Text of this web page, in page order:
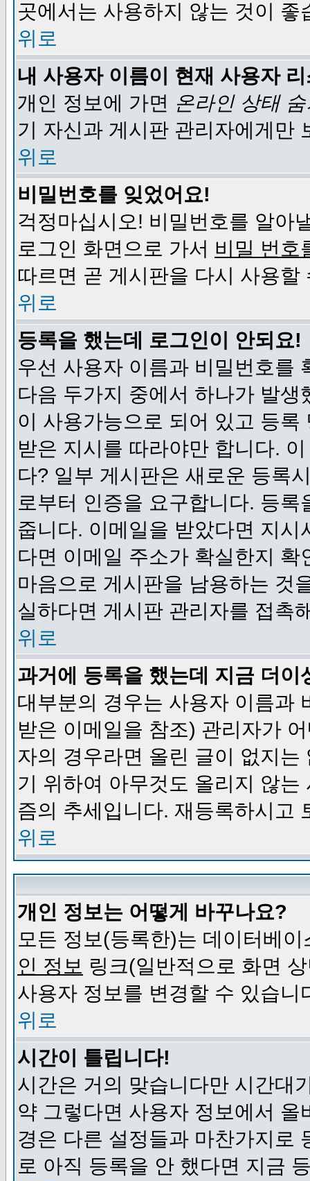
곳에서는 사용하지 않는 것이 좋
위로
내 사용자 이름이 현재 사용자
개인 정보에 가면 온라인 상태
기 자신과 게시판 관리자에게만
위로
비밀번호를 잊었어요!
걱정마십시오! 비밀번호를 알아
로그인 화면으로 가서 비밀 번호
따르면 곧 게시판을 다시 사용할
위로
등록을 했는데 로그인이 안되요!
우선 사용자 이름과 비밀번호를
다음 두가지 중에서 하나가 발
이 사용가능으로 되어 있고 등
받은 지시를 따라야만 합니다.
다? 일부 게시판은 새로운 등록
로부터 인증을 요구합니다. 등
줍니다. 이메일을 받았다면 지
다면 이메일 주소가 확실한지
마음으로 게시판을 남용하는 것
실하다면 게시판 관리자를 접촉
위로
과거에 등록을 했는데 지금 더
대부분의 경우는 사용자 이름과
받은 이메일을 참조) 관리자가
자의 경우라면 올린 글이 없지
기 위하여 아무것도 올리지 않
즘의 추세입니다. 재등록하시고
위로
개인 정보는 어떻게 바꾸나요?
모든 정보(등록한)는 데이터베
인 정보 링크(일반적으로 화면
사용자 정보를 변경할 수 있습니
위로
시간이 틀립니다!
시간은 거의 맞습니다만 시간대
약 그렇다면 사용자 정보에서
경은 다른 설정들과 마찬가지로
로 아직 등록을 안 했다면 지금